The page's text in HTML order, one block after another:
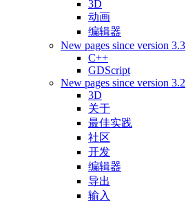
3D
动画
编辑器
New pages since version 3.3
C++
GDScript
New pages since version 3.2
3D
关于
最佳实践
社区
开发
编辑器
导出
输入